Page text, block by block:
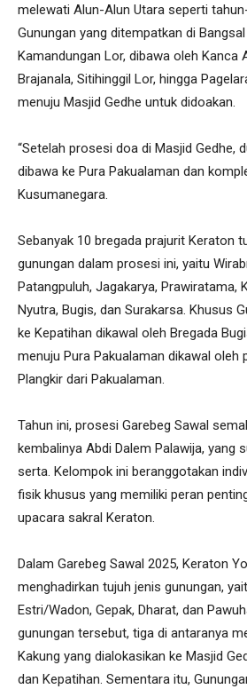
melewati Alun-Alun Utara seperti
Gunungan yang ditempatkan di
Kamandungan Lor, dibawa oleh Kanca
Brajanala, Sitihinggil Lor, hingga
menuju Masjid Gedhe untuk didoakan.
“Setelah prosesi doa di Masjid Gedhe,
dibawa ke Pura Pakualaman dan
Kusumanegara.
Sebanyak 10 bregada prajurit Keraton
gunungan dalam prosesi ini, yaitu
Patangpuluh, Jagakarya, Prawiratama,
Nyutra, Bugis, dan Surakarsa. Khusus
ke Kepatihan dikawal oleh Bregada
menuju Pura Pakualaman dikawal oleh
Plangkir dari Pakualaman.
Tahun ini, prosesi Garebeg Sawal
kembalinya Abdi Dalem Palawija, yang
serta. Kelompok ini beranggotakan
fisik khusus yang memiliki peran
upacara sakral Keraton.
Dalam Garebeg Sawal 2025, Keraton
menghadirkan tujuh jenis gunungan,
Estri/Wadon, Gepak, Dharat, dan
gunungan tersebut, tiga di antaranya
Kakung yang dialokasikan ke Masjid
dan Kepatihan. Sementara itu,